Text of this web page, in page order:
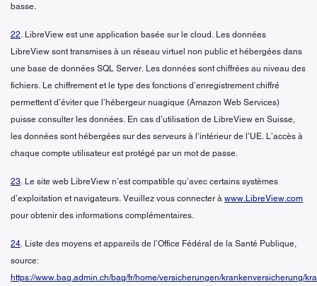
basse.
22. LibreView est une application basée sur le cloud. Les données
LibreView sont transmises à un réseau virtuel non public et hébergées dans
une base de données SQL Server. Les données sont chiffrées au niveau des
fichiers. Le chiffrement et le type des fonctions d’enregistrement chiffré
permettent d’éviter que l’hébergeur nuagique (Amazon Web Services)
puisse consulter les données. En cas d’utilisation de LibreView en Suisse,
les données sont hébergées sur des serveurs à l’intérieur de l’UE. L’accès à
chaque compte utilisateur est protégé par un mot de passe.
23. Le site web LibreView n’est compatible qu’avec certains systèmes
d’exploitation et navigateurs. Veuillez vous connecter à www.LibreView.com
pour obtenir des informations complémentaires.
24. Liste des moyens et appareils de l’Office Fédéral de la Santé Publique,
source:
https://www.bag.admin.ch/bag/fr/home/versicherungen/krankenversicherung/